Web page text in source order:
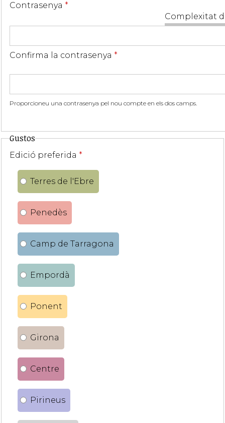
Complexitat
Contrasenya *
Confirma la contrasenya *
Proporcioneu una contrasenya pel nou compte en els dos camps.
Gustos
Edició preferida *
Terres de l'Ebre
Penedès
Camp de Tarragona
Empordà
Ponent
Girona
Centre
Pirineus